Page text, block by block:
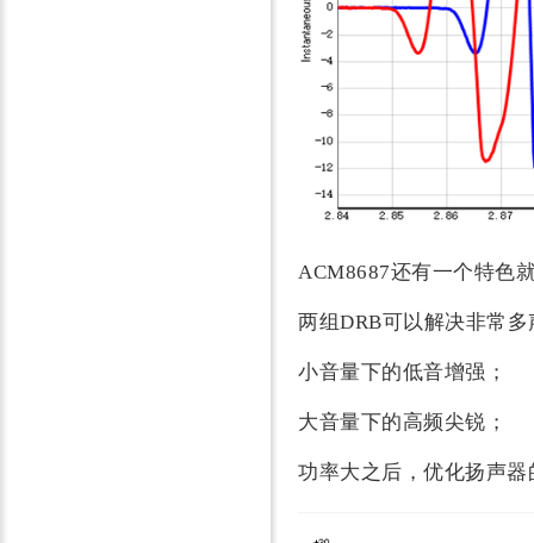
ACM8687还有一个特色
两组DRB可以解决非常
小音量下的低音增强；
大音量下的高频尖锐；
功率大之后，优化扬声器